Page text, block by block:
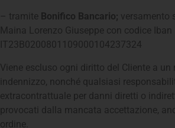
– tramite Bonifico Bancario; versamento
Maina Lorenzo Giuseppe con codice Iban
IT23B0200801109000104237324
Viene escluso ogni diritto del Cliente a
indennizzo, nonché qualsiasi
extracontrattuale per danni diretti o
provocati dalla mancata accettazione,
ordine.